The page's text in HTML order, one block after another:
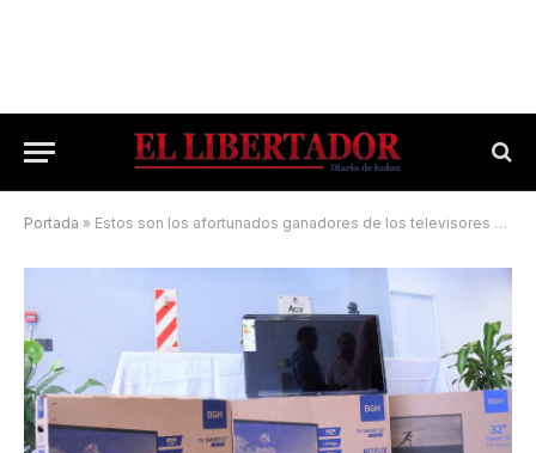
Portada » Estos son los afortunados ganadores de los televisores que sorteó la Acor